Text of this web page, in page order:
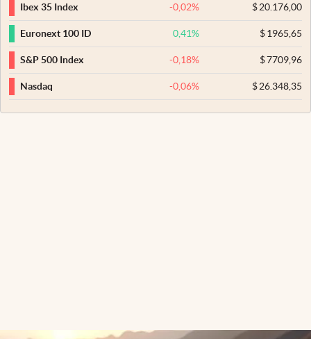
Ibex 35 Index
-0,02% $20.176,00
Euronext 100 ID 0,41% $1965,65
S&P 500 Index -0,18% $7709,96
Nasdaq -0,06% $26.348,35